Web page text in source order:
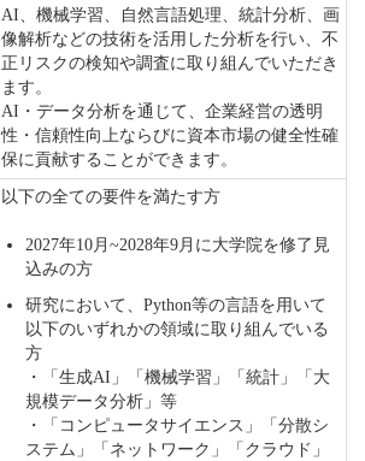
AI、機械学習、自然言語処理、統計分析、画
像解析などの技術を活用した分析を行い、不
正リスクの検知や調査に取り組んでいただき
ます。
AI・データ分析を通じて、企業経営の透明
性・信頼性向上ならびに資本市場の健全性確
保に貢献することができます。
以下の全ての要件を満たす方
2027年10月~2028年9月に大学院を修了見
込みの方
研究において、Python等の言語を用いて
以下のいずれかの領域に取り組んでいる
方
・「生成AI」「機械学習」「統計」「大
規模データ分析」等
・「コンピュータサイエンス」「分散シ
ステム」「ネットワーク」「クラウド」